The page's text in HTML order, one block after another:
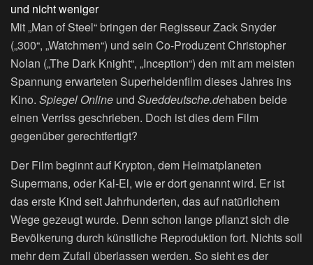
und nicht weniger
Mit „Man of Steel“ bringen der Regisseur Zack Snyder
(„300“, „Watchmen“) und sein Co-Produzent Christopher
Nolan („The Dark Knight“, „Inception“) den mit am meisten
Spannung erwarteten Superheldenfilm dieses Jahres ins
Kino. Spiegel Online und Sueddeutsche.dehaben beide
einen Verriss geschrieben. Doch ist dies dem Film
gegenüber gerechtfertigt?
Der Film beginnt auf Krypton, dem Heimatplaneten
Supermans, oder Kal-El, wie er dort genannt wird. Er ist
das erste Kind seit Jahrhunderten, das auf natürlichem
Wege gezeugt wurde. Denn schon lange pflanzt sich die
Bevölkerung durch künstliche Reproduktion fort. Nichts soll
mehr dem Zufall überlassen werden. So sieht es der